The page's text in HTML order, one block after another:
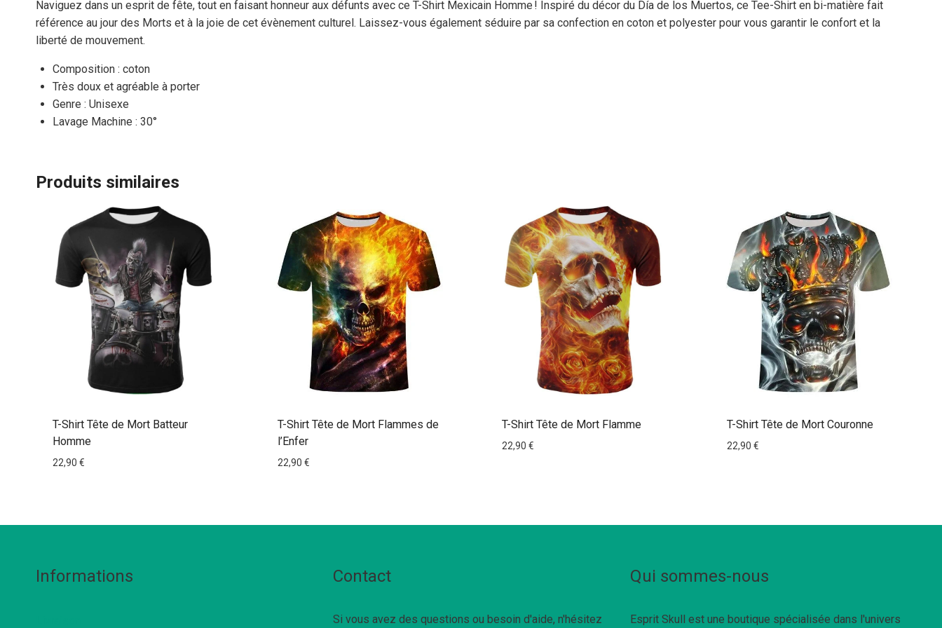
Naviguez dans un esprit de fête, tout en faisant honneur aux défunts avec ce T-Shirt Mexicain Homme ! Inspiré du décor du Día de los Muertos, ce Tee-Shirt en bi-matière fait
référence au jour des Morts et à la joie de cet évènement culturel. Laissez-vous également séduire par sa confection en coton et polyester pour vous garantir le confort et la
liberté de mouvement.
Composition : coton
Très doux et agréable à porter
Genre : Unisexe
Lavage Machine : 30°
Produits similaires
T-Shirt Tête de Mort Batteur
Homme
22,90 €
T-Shirt Tête de Mort Flammes de
l’Enfer
22,90 €
T-Shirt Tête de Mort Flamme
22,90 €
T-Shirt Tête de Mort Couronne
22,90 €
Informations Contact
Si vous avez des questions ou besoin d'aide, n'hésitez
Qui sommes-nous
Esprit Skull est une boutique spécialisée dans l'univers